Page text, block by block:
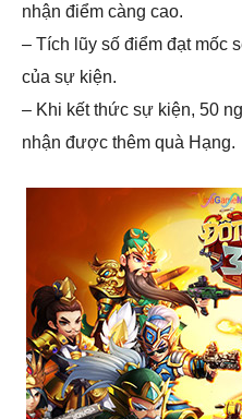
nhận điểm càng cao.
– Tích lũy số điểm đạt mốc
của sự kiện.
– Khi kết thức sự kiện, 50
nhận được thêm quà Hạng.